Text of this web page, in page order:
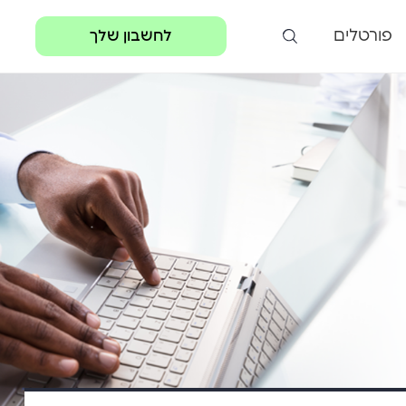
פורטלים לחשבון שלך